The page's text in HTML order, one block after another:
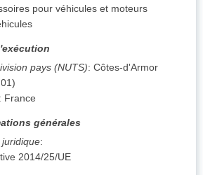
pour véhicules et moteurs
pays (NUTS): Côtes-d'Armor
)
: France
générales
juridique:
2014/25/UE